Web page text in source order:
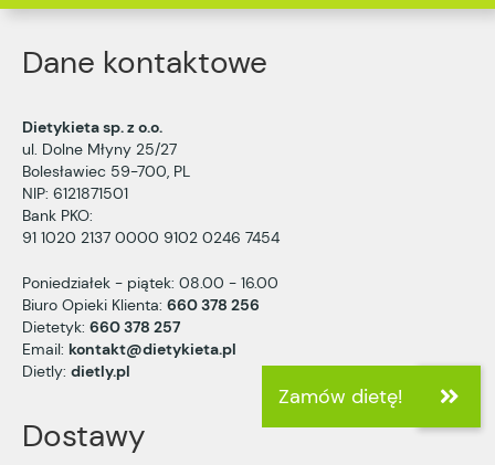
Dane kontaktowe
Dietykieta sp. z o.o.
ul. Dolne Młyny 25/27
Bolesławiec 59-700, PL
NIP: 6121871501
Bank PKO:
91 1020 2137 0000 9102 0246 7454
Poniedziałek - piątek: 08.00 - 16.00
Biuro Opieki Klienta: 660 378 256
Dietetyk: 660 378 257
Email: kontakt@dietykieta.pl
Dietly: dietly.pl
Dostawy